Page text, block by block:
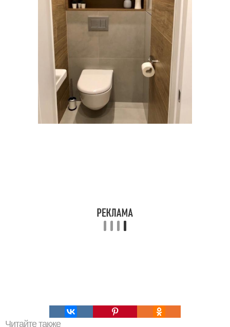
Читайте также